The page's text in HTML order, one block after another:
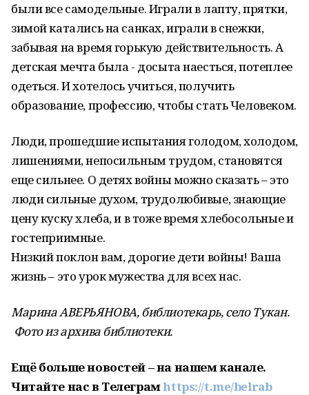
были все самодельные. Играли в лапту, прятки,
зимой катались на санках, играли в снежки,
забывая на время горькую действительность. А
детская мечта была - досыта наесться, потеплее
одеться. И хотелось учиться, получить
образование, профессию, чтобы стать Человеком.
Люди, прошедшие испытания голодом, холодом,
лишениями, непосильным трудом, становятся
еще сильнее. О детях войны можно сказать – это
люди сильные духом, трудолюбивые, знающие
цену куску хлеба, и в тоже время хлебосольные и
гостеприимные.
Низкий поклон вам, дорогие дети войны! Ваша
жизнь – это урок мужества для всех нас.
Марина АВЕРЬЯНОВА, библиотекарь, село Тукан.
Фото из архива библиотеки.
Ещё больше новостей – на нашем канале.
Читайте нас в Телеграмhttps://t.me/belrab